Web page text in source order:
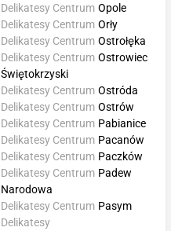
Delikatesy Centrum Opole
Delikatesy Centrum Orły
Delikatesy Centrum Ostrołęka
Delikatesy Centrum Ostrowiec
Świętokrzyski
Delikatesy Centrum Ostróda
Delikatesy Centrum Ostrów
Delikatesy Centrum Pabianice
Delikatesy Centrum Pacanów
Delikatesy Centrum Paczków
Delikatesy Centrum Padew
Narodowa
Delikatesy Centrum Pasym
Delikatesy